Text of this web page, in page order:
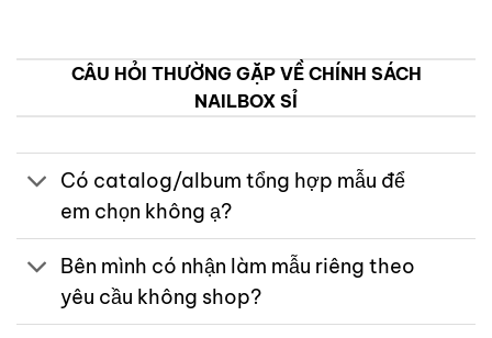
CÂU HỎI THƯỜNG GẶP VỀ CHÍNH SÁCH
NAILBOX SỈ
Có catalog/album tổng hợp mẫu để
em chọn không ạ?
Bên mình có nhận làm mẫu riêng theo
yêu cầu không shop?